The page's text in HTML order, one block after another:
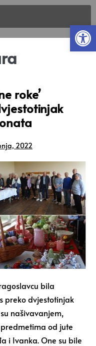
roke’
2022
bila
preko dvjestotinjak
našivavanjem,
od jute
i Ivanka. One su bile